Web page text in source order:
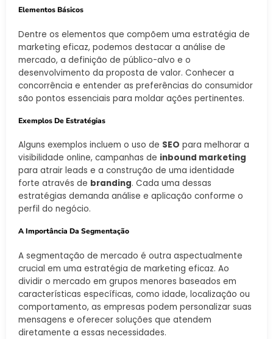
Elementos Básicos
Dentre os elementos que compõem uma estratégia de
marketing eficaz, podemos destacar a análise de
mercado, a definição de público-alvo e o
desenvolvimento da proposta de valor. Conhecer a
concorrência e entender as preferências do consumidor
são pontos essenciais para moldar ações pertinentes.
Exemplos De Estratégias
Alguns exemplos incluem o uso de SEO para melhorar a
visibilidade online, campanhas de inbound marketing
para atrair leads e a construção de uma identidade
forte através de branding. Cada uma dessas
estratégias demanda análise e aplicação conforme o
perfil do negócio.
A Importância Da Segmentação
A segmentação de mercado é outra aspectualmente
crucial em uma estratégia de marketing eficaz. Ao
dividir o mercado em grupos menores baseados em
características específicas, como idade, localização ou
comportamento, as empresas podem personalizar suas
mensagens e oferecer soluções que atendem
diretamente a essas necessidades.